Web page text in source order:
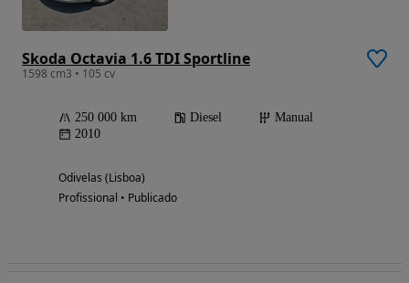
Skoda Octavia 1.6 TDI Sportline
1598 cm3 • 105 cv
250 000 km Diesel
Manual
2010
Odivelas (Lisboa)
Profissional • Publicado